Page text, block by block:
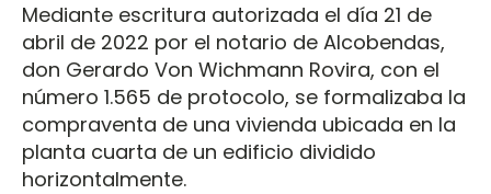
Mediante escritura autorizada el día 21 de
abril de 2022 por el notario de Alcobendas,
don Gerardo Von Wichmann Rovira, con el
número 1.565 de protocolo, se formalizaba la
compraventa de una vivienda ubicada en la
planta cuarta de un edificio dividido
horizontalmente.